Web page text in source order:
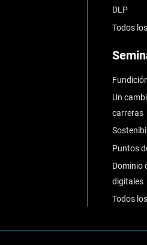
DLP
Todos
Un
carreras
Puntos
Dominio
digitales
Todos